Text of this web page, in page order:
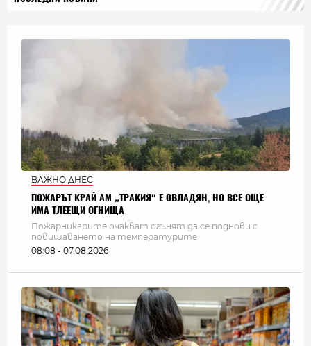
ВАЖНО ДНЕС
ПОЖАРЪТ КРАЙ АМ „ТРАКИЯ“ Е ОВЛАДЯН, НО ВСЕ ОЩЕ
ИМА ТЛЕЕЩИ ОГНИЩА
Пожарникарите очакват огънят да се поднови с
повишаването на температурите
08:08 - 07.08.2026